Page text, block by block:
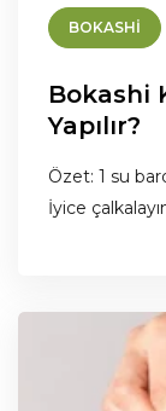
BOKASHI
Bokashi
Yapılır?
Özet: 1 su
İyice